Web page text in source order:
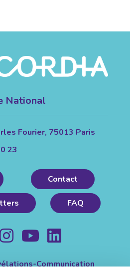
National
Fourier, 75013 Paris
23
Contact
FAQ
Communication